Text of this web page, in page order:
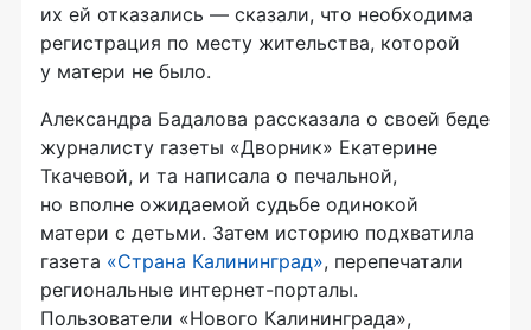
их ей отказались — сказали, что необходима
регистрация по месту жительства, которой
у матери не было.
Александра Бадалова рассказала о своей беде
журналисту газеты «Дворник» Екатерине
Ткачевой, и та написала о печальной,
но вполне ожидаемой судьбе одинокой
матери с детьми. Затем историю подхватила
газета «Страна Калининград», перепечатали
региональные интернет-порталы.
Пользователи «Нового Калининграда»,